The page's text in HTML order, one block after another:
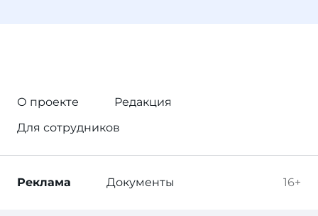
О проекте
Редакция
Для сотрудников
16+
Реклама Документы